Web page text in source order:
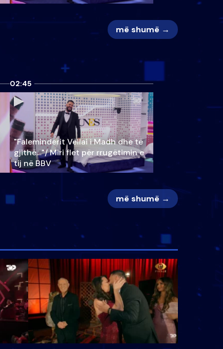
më shumë →
02:45
"Faleminderit Vëllai i Madh dhe të
gjithë…"/ Miri flet për rrugëtimin e
tij në BBV
më shumë →